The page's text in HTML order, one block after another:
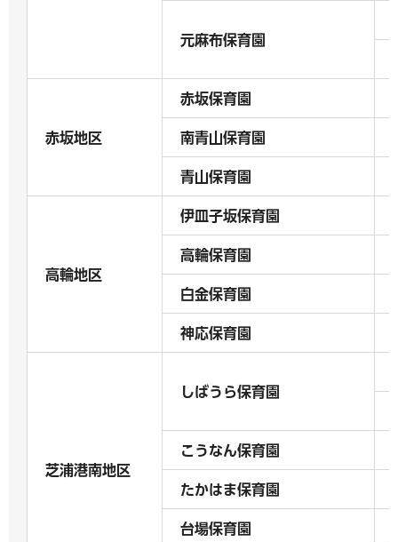
元麻布保育園
赤坂地区
赤坂保育園
南青山保育園
青山保育園
高輪地区
伊皿子坂保育園
高輪保育園
白金保育園
神応保育園
芝浦港南地区
しばうら保育園
こうなん保育園
たかはま保育園
台場保育園